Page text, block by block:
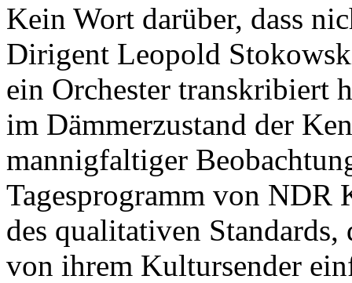
Kein Wort darüber, dass
Dirigent Leopold
ein Orchester transkribiert
im Dämmerzustand der
mannigfaltiger
Tagesprogramm von NDR
des qualitativen
von ihrem Kultursender